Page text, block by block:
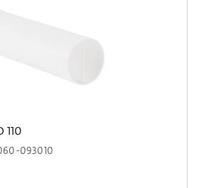
110
093010